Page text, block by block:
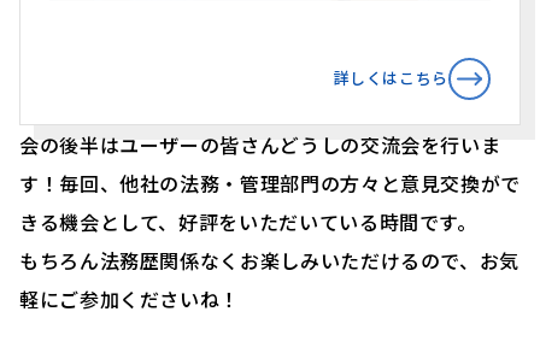
詳しくはこちら
会の後半はユーザーの皆さんどうしの交流会を行いま
す！毎回、他社の法務・管理部門の方々と意見交換がで
きる機会として、好評をいただいている時間です。
もちろん法務歴関係なくお楽しみいただけるので、お気
軽にご参加くださいね！